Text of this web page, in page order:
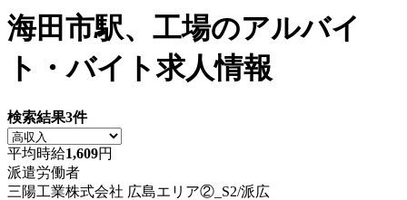
海田市駅、工場のアルバイ
ト・バイト求人情報
検索結果3件
平均時給1,609円
派遣労働者
三陽工業株式会社 広島エリア②_S2/派広